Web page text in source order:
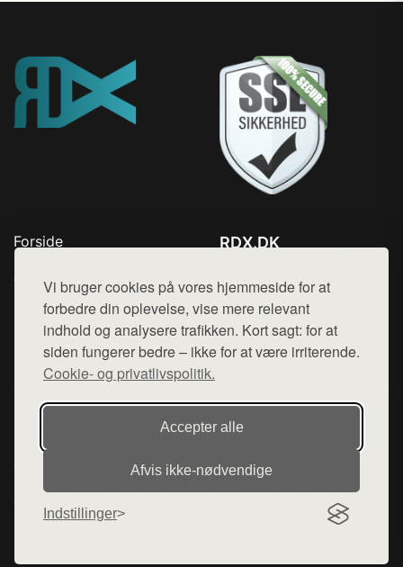
Vi bruger cookies på vores hjemmeside for at
forbedre din oplevelse, vise mere relevant
indhold og analysere trafikken. Kort sagt: for at
siden fungerer bedre – ikke for at være irriterende.
Cookie- og privatlivspolitik.
Accepter alle
Afvis ikke‑nødvendige
Indstillinger
Forside
Top Rabatter
Blog
Kontakt
RDX.DK
Mail: hej@want.dk
Cookie- og privatlivspolitik
Denne side er en del af want.dk, der udgiver en række
hjemmesider med præsentation af forskellige produkter fra
diverse webshops. Der sælges ikke varer fra denne side - vi
henviser til de shops, som sælger varen. Vi har heller ikke
varerne på lager.